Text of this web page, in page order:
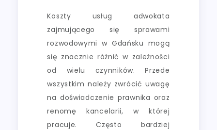
Koszty usług adwokata
zajmującego się sprawami
rozwodowymi w Gdańsku mogą
się znacznie różnić w zależności
od wielu czynników. Przede
wszystkim należy zwrócić uwagę
na doświadczenie prawnika oraz
renomę kancelarii, w której
pracuje. Często bardziej